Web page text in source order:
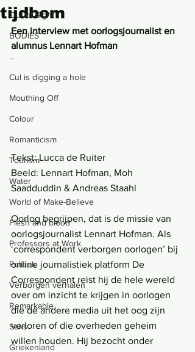
Out of Sight
BODIES
...
Cul is digging a hole
Mouthing Off
Colour
Romanticism
Tourism
Water
World of Make-Believe
Flesh and blood
Professors at Work
Politiek
Verborgen verhalen
Remarkable
Seks
Griekenland
tijdbom
Een interview met oorlogsjournalist en
alumnus Lennart Hofman
Tekst: Lucca de Ruiter
Beeld: Lennart Hofman, Moh
Saadduddin & Andreas Staahl
Oorlog begrijpen, dat is de missie van
oorlogsjournalist Lennart Hofman. Als
‘correspondent verborgen oorlogen’ bij
online journalistiek platform De
Correspondent reist hij de hele wereld
over om inzicht te krijgen in oorlogen
die de andere media uit het oog zijn
verloren of die overheden geheim
willen houden. Hij bezocht onder